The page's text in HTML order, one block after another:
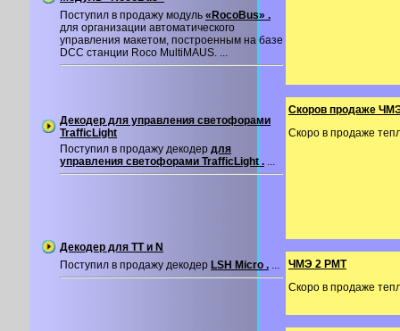
Поступил в продажу модуль «RocoBus» .
для организации автоматического
управления макетом, построенным на базе
DCC станции Roco MultiMAUS. ...
Декодер для управления светофорами
TrafficLight
Поступил в продажу декодер для
управления светофорами TrafficLight . ...
Декодер для TT и N
Поступил в продажу декодер LSH Micro . ...
Скоров продаже
Скоро в продаже
ЧМЭ 2 PMT
Скоро в продаже